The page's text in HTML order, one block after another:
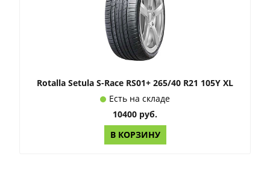
Rotalla Setula S-Race RS01+ 265/40 R21 105Y XL
Есть на складе
10400 руб.
В КОРЗИНУ